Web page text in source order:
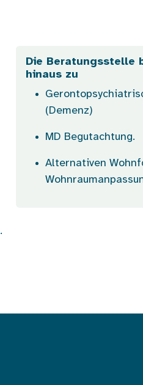
Die Beratungsstelle
hinaus zu
(Demenz)
MD Begutachtung.
Alternativen
.